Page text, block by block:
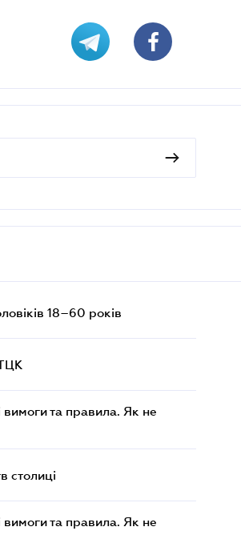
18–60 років
вимоги та правила. Як не
столиці
вимоги та правила. Як не